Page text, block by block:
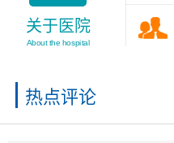
关于医院
About the hospital
热点评论